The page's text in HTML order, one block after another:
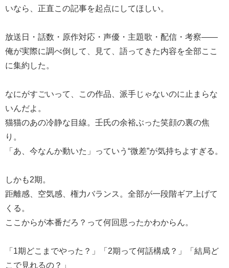
いなら、正直この記事を起点にしてほしい。
放送日・話数・原作対応・声優・主題歌・配信・考察――
俺が実際に調べ倒して、見て、語ってきた内容を全部ここ
に集約した。
なにがすごいって、この作品、派手じゃないのに止まらな
いんだよ。
猫猫のあの冷静な目線。壬氏の余裕ぶった笑顔の裏の焦
り。
「あ、今なんか動いた」っていう“微差”が気持ちよすぎる。
しかも2期。
距離感、空気感、権力バランス。全部が一段階ギア上げて
くる。
ここからが本番だろ？って何回思ったかわからん。
「1期どこまでやった？」「2期って何話構成？」「結局ど
こで見れるの？」